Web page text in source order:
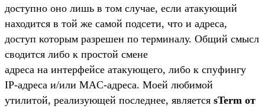
доступно оно лишь в том случае, если атакующий
находится в той же самой подсети, что и адреса,
доступ которым разрешен по терминалу. Общий смысл
сводится либо к простой смене
адреса на интерфейсе атакующего, либо к спуфингу
IP-адреса и/или MAC-адреса. Моей любимой
утилитой, реализующей последнее, является sTerm от